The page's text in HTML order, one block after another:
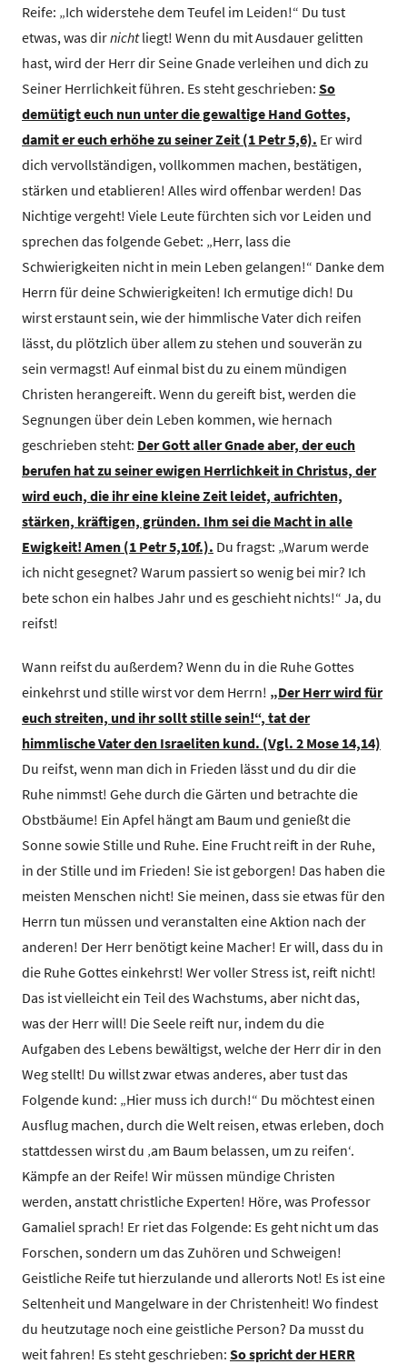
Reife: „Ich widerstehe dem Teufel im Leiden!“ Du tust
etwas, was dirnichtliegt! Wenn du mit Ausdauer gelitten
hast, wird der Herr dir Seine Gnade verleihen und dich zu
Seiner Herrlichkeit führen. Es steht geschrieben: So
demütigt euch nun unter die gewaltige Hand Gottes,
damit er euch erhöhe zu seiner Zeit (1 Petr 5,6). Er wird
dich vervollständigen, vollkommen machen, bestätigen,
stärken und etablieren! Alles wird offenbar werden! Das
Nichtige vergeht! Viele Leute fürchten sich vor Leiden und
sprechen das folgende Gebet: „Herr, lass die
Schwierigkeiten nicht in mein Leben gelangen!“ Danke dem
Herrn für deine Schwierigkeiten! Ich ermutige dich! Du
wirst erstaunt sein, wie der himmlische Vater dich reifen
lässt, du plötzlich über allem zu stehen und souverän zu
sein vermagst! Auf einmal bist du zu einem mündigen
Christen herangereift. Wenn du gereift bist, werden die
Segnungen über dein Leben kommen, wie hernach
geschrieben steht: Der Gott aller Gnade aber, der euch
berufen hat zu seiner ewigen Herrlichkeit in Christus, der
wird euch, die ihr eine kleine Zeit leidet, aufrichten,
stärken, kräftigen, gründen. Ihm sei die Macht in alle
Ewigkeit! Amen (1 Petr 5,10f.). Du fragst: „Warum werde
ich nicht gesegnet? Warum passiert so wenig bei mir? Ich
bete schon ein halbes Jahr und es geschieht nichts!“ Ja, du
reifst!
Wann reifst du außerdem? Wenn du in die Ruhe Gottes
einkehrst und stille wirst vor dem Herrn! „Der Herr wird für
euch streiten, und ihr sollt stille sein!“, tat der
himmlische Vater den Israeliten kund. (Vgl. 2 Mose 14,14)
Du reifst, wenn man dich in Frieden lässt und du dir die
Ruhe nimmst! Gehe durch die Gärten und betrachte die
Obstbäume! Ein Apfel hängt am Baum und genießt die
Sonne sowie Stille und Ruhe. Eine Frucht reift in der Ruhe,
in der Stille und im Frieden! Sie ist geborgen! Das haben die
meisten Menschen nicht! Sie meinen, dass sie etwas für den
Herrn tun müssen und veranstalten eine Aktion nach der
anderen! Der Herr benötigt keine Macher! Er will, dass du in
die Ruhe Gottes einkehrst! Wer voller Stress ist, reift nicht!
Das ist vielleicht ein Teil des Wachstums, aber nicht das,
was der Herr will! Die Seele reift nur, indem du die
Aufgaben des Lebens bewältigst, welche der Herr dir in den
Weg stellt! Du willst zwar etwas anderes, aber tust das
Folgende kund: „Hier muss ich durch!“ Du möchtest einen
Ausflug machen, durch die Welt reisen, etwas erleben, doch
stattdessen wirst du ‚am Baum belassen, um zu reifen‘.
Kämpfe an der Reife! Wir müssen mündige Christen
werden, anstatt christliche Experten! Höre, was Professor
Gamaliel sprach! Er riet das Folgende: Es geht nicht um das
Forschen, sondern um das Zuhören und Schweigen!
Geistliche Reife tut hierzulande und allerorts Not! Es ist eine
Seltenheit und Mangelware in der Christenheit! Wo findest
du heutzutage noch eine geistliche Person? Da musst du
weit fahren! Es steht geschrieben: So spricht der HERR